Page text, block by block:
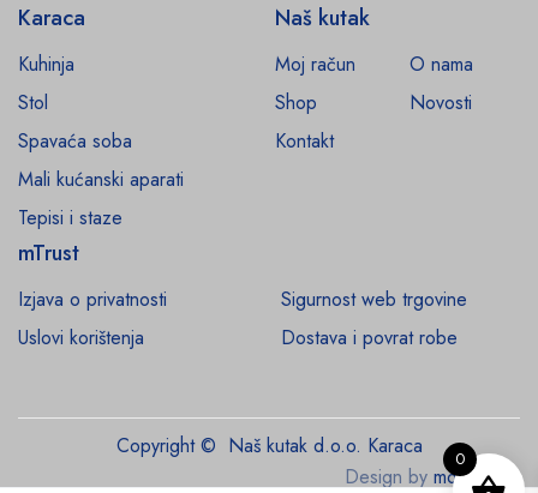
Karaca
Kuhinja
Stol
Spavaća soba
Mali kućanski aparati
Tepisi i staze
Naš kutak
Moj račun
O nama
Shop
Novosti
Kontakt
mTrust
Izjava o privatnosti
Sigurnost web trgovine
Uslovi korištenja
Dostava i povrat robe
Copyright © Naš kutak d.o.o. Karaca
Design by monroe.ba
0